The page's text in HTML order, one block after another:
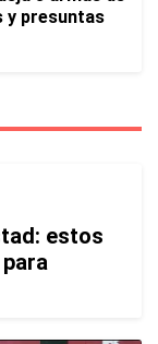
y presuntas
estos